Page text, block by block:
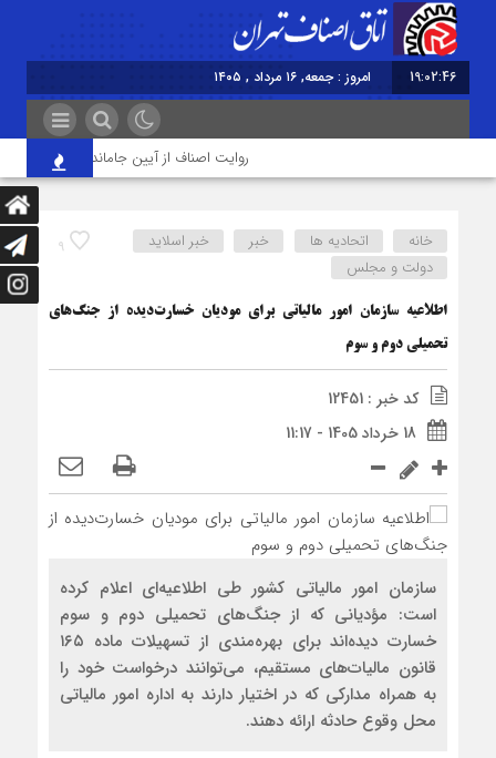
19:02:46 امروز : جمعه, ۱۶ مرداد , ۱۴۰۵
روایت اصناف از آیین جاماندگان اربعین در
9 خانه اتحادیه ها خبر
خبر اسلايد
دولت و مجلس
اطلاعیه سازمان امور مالیاتی برای مودیان خسارت‌دیده از جنگ‌های
تحمیلی دوم و سوم
کد خبر : 12451
18 خرداد 1405 - 11:17
سازمان امور مالیاتی کشور طی اطلاعیه‌ای اعلام کرده
است: مؤدیانی که از جنگ‌های تحمیلی دوم و سوم
خسارت دیده‌اند برای بهره‌مندی از تسهیلات ماده ۱۶۵
قانون مالیات‌های مستقیم، می‌توانند درخواست خود را
به همراه مدارکی که در اختیار دارند به اداره امور مالیاتی
محل وقوع حادثه ارائه دهند.